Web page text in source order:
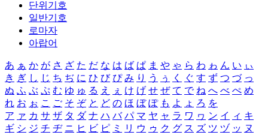
단위기호
일반기호
로마자
아랍어
あ ぁ か が さ ざ た だ な は ば ぱ ま や ゃ ら わ ゎ ん い ぃ
き ぎ し じ ち ぢ に ひ び ぴ み り う ぅ く ぐ す ず つ づ っ
ぬ ふ ぶ ぷ む ゆ ゅ る え ぇ け げ せ ぜ て で ね へ べ ぺ め
れ お ぉ こ ご そ ぞ と ど の ほ ぼ ぽ も よ ょ ろ を
ア ァ カ サ ザ タ ダ ナ ハ バ パ マ ヤ ャ ラ ワ ヮ ン イ ィ キ
ギ シ ジ チ ヂ ニ ヒ ビ ピ ミ リ ウ ゥ ク グ ス ズ ツ ヅ ッ ヌ